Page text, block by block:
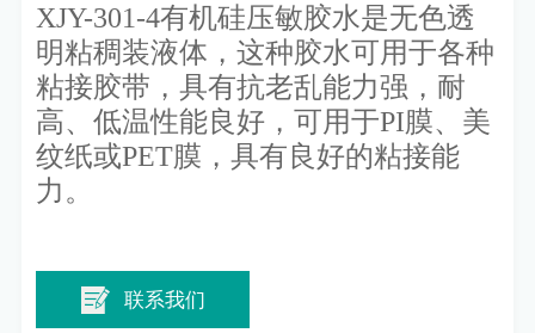
XJY-301-4有机硅压敏胶水是无色透
明粘稠装液体，这种胶水可用于各种
粘接胶带，具有抗老乱能力强，耐
高、低温性能良好，可用于PI膜、美
纹纸或PET膜，具有良好的粘接能
力。
联系我们